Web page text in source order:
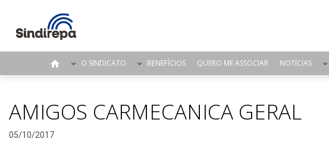
O SINDICATO BENEFÍCIOS QUERO ME ASSOCIAR NOTÍCIAS
AMIGOS CARMECANICA GERAL
05/10/2017